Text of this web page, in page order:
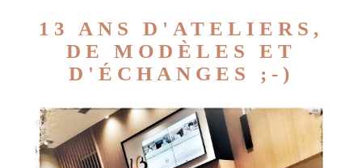
13 ANS D'ATELIERS,
DE MODÈLES ET
D'ÉCHANGES ;-)